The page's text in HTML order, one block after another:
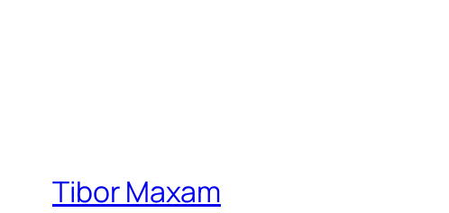
Tibor Maxam